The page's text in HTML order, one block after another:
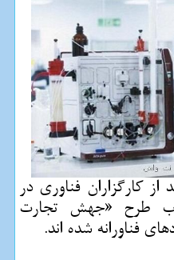
كنون ۶۰ درصد از كارگزاران فناوری در
طرح «جهش تجارت
فناورانه شده اند.